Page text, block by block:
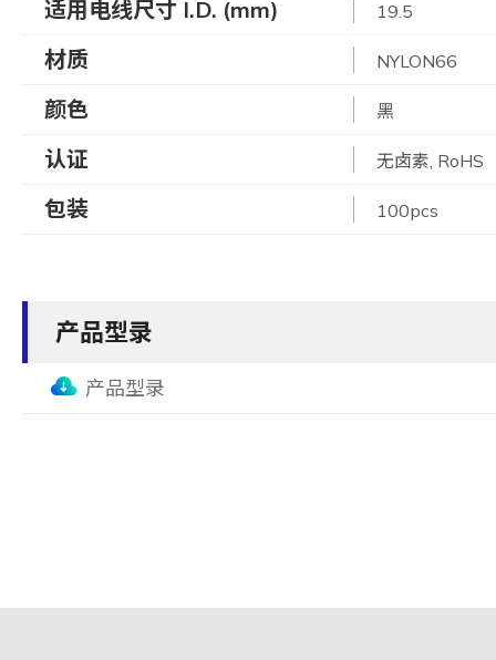
适用电线尺寸 I.D. (mm) 19.5
材质 NYLON66
颜色 黑
认证 无卤素, RoHS
包装 100pcs
产品型录
产品型录